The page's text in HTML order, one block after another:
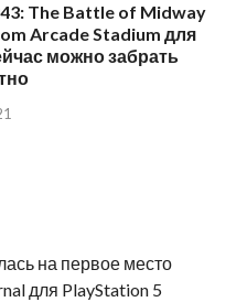
The Battle of Midway
Arcade Stadium для
можно забрать
на первое место
для PlayStation 5